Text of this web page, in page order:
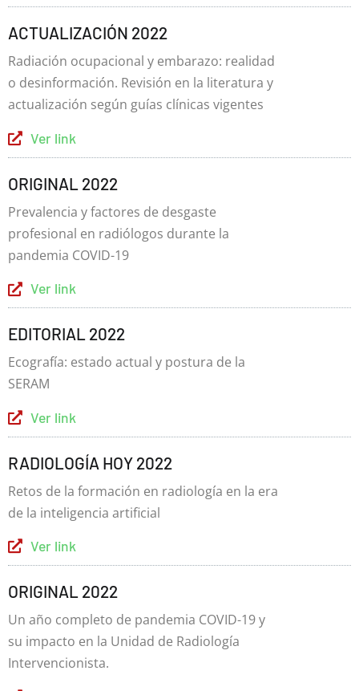
ACTUALIZACIÓN 2022
Radiación ocupacional y embarazo: realidad
o desinformación. Revisión en la literatura y
actualización según guías clínicas vigentes
Ver link
ORIGINAL 2022
Prevalencia y factores de desgaste
profesional en radiólogos durante la
pandemia COVID-19
Ver link
EDITORIAL 2022
Ecografía: estado actual y postura de la
SERAM
Ver link
RADIOLOGÍA HOY 2022
Retos de la formación en radiología en la era
de la inteligencia artificial
Ver link
ORIGINAL 2022
Un año completo de pandemia COVID-19 y
su impacto en la Unidad de Radiología
Intervencionista.